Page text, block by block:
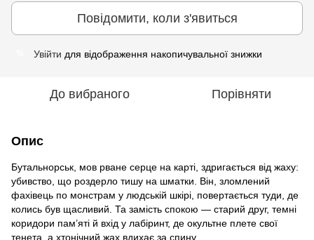
Повідомити, коли з'явиться
Увійти для відображення накопичувальної знижки
До вибраного Порівняти
Опис
Бутальнорськ, мов рване серце на карті, здригається від жаху:
убивство, що роздерло тишу на шматки. Він, зломлений
фахівець по монстрам у людській шкірі, повертається туди, де
колись був щасливий. Та замість спокою — старий друг, темні
коридори пам’яті й вхід у лабіринт, де окультне плете свої
тенета, а хтонічний жах вдихає за спину.